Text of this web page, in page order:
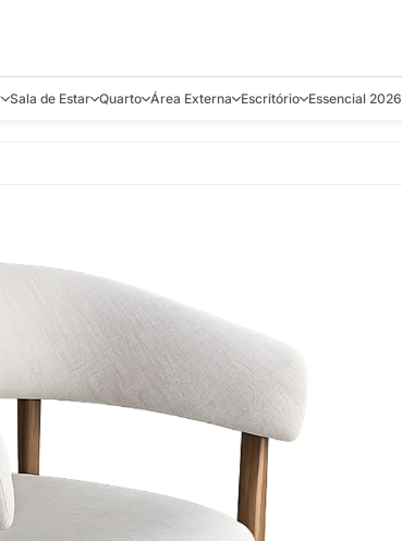
Sala de Estar
Poltronas
Racks e Sofá Table
Puffs e Bancos
Sofás Curvos e Orgânicos
Sofás Elétricos
Sofás Fixos e Ilha
Quarto
Sofás Cama
Recamier e Bancos
Área Externa
Espreguiçadeiras
Mesas de Centro
Mesas Laterais
Poltronas
Escritório Essencial 2026